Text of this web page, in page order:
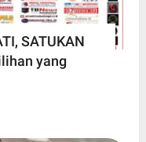
SATUKAN
yang